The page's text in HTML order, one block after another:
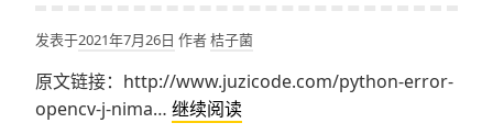
素
点
发表于2021年7月26日 作者桔子菌
原文链接：http://www.juzicode.com/python-error-
opencv-j-nima… 继续阅读Python